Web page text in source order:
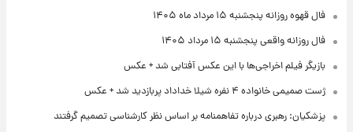
فال قهوه روزانه پنجشنبه ۱۵ مرداد ماه ۱۴۰۵
فال روزانه واقعی پنجشنبه ۱۵ مرداد ۱۴۰۵
بازیگر فیلم اخراجی‌ها با این عکس آفتابی شد + عکس
ژست صمیمی خانواده ۴ نفره شیلا خداداد پربازدید شد + عکس
پزشکیان: رهبری درباره تفاهمنامه بر اساس نظر کارشناسی تصمیم گرفتند